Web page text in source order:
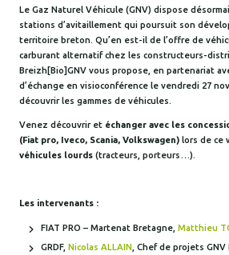
Le Gaz Naturel Véhicule (GNV) dispose
stations d’avitaillement qui poursuit son
territoire breton. Qu’en est-il de l’offre de
carburant alternatif chez les constructeurs-
Breizh[Bio]GNV vous propose, en partenariat
d’échange en visioconférence le vendredi 27
découvrir les gammes de véhicules.
Venez découvrir et échanger avec les
(Fiat pro, Iveco, Scania, Volkswagen) lors de ce
véhicules lourds (tracteurs, porteurs…).
Les intervenants :
FIAT PRO – Martenat Bretagne, Matthieu
GRDF, Nicolas ALLAIN , Chef de projets